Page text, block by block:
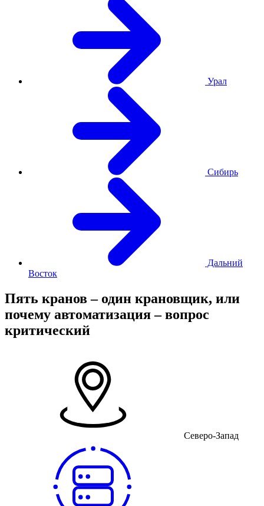
Урал
Сибирь
Дальний
Восток
Пять кранов – один крановщик, или
почему автоматизация – вопрос
критический
Северо-Запад